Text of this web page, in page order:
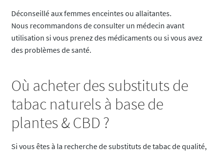
Déconseillé aux femmes enceintes ou allaitantes.
Nous recommandons de consulter un médecin avant
utilisation si vous prenez des médicaments ou si vous avez
des problèmes de santé.
Où acheter des substituts de
tabac naturels à base de
plantes & CBD ?
Si vous êtes à la recherche de substituts de tabac de qualité,